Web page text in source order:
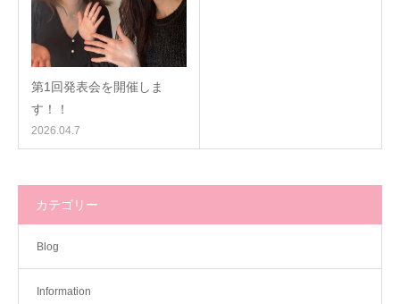
第1回発表会を開催しま
す！！
2026.04.7
カテゴリー
Blog
Information